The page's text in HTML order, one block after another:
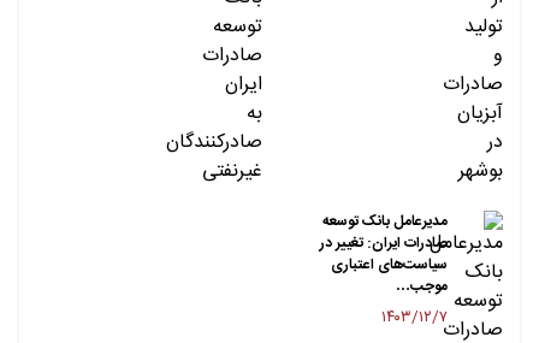
مدیرعامل بانک توسعه
صادرات ایران: تغییر در
سیاست‌های اعتباری
موجب…
۱۴۰۳/۱۲/۷